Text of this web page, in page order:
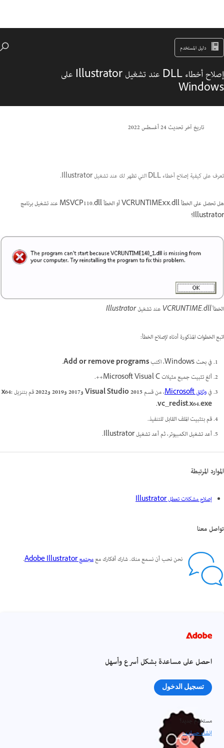
دليل المستخدم
إصلاح أخطاء DLL عند تشغيل Illustrator على
Windows
تاريخ آخر تحديث24 أغسطس 2022
تعرف على كيفية إصلاح أخطاء DLL التي تظهر لك عند تشغيل Illustrator.
هل تحصل على الخطأ VCRUNTIMExx.dll أو الخطأ MSVCP110.dll عند تشغيل برنامج
Illustrator؟
الخطأ VCRUNTIME.dll عند تشغيل Illustrator
اتبع الخطوات المذكورة أدناه لإصلاح الخطأ:
في بحث Windows، اكتب Add or remove programs
.
ألغ تثبيت جميع مثيلات Microsoft Visual C++.
فيوثائق Microsoft ، من قسمVisual Studio 2015 و2017 و2019 و2022 قم بتنزيلx64:
vc_redist.x64.exe.
قم بتثبيت الملف القابل للتنفيذ.
أعد تشغيل الكمبيوتر، ثم أعد تشغيل Illustrator.
الموارد المرتبطة
إصلاح مشكلات تعطل Illustrator
تواصل معنا
نحن نحب أن نسمع منك. شارك أفكارك معمجتمع Adobe Illustrator .
احصل على مساعدة بشكل أسرع وأسهل
تسجيل الدخول
مستخدم جديد؟
إنشاء حساب ›